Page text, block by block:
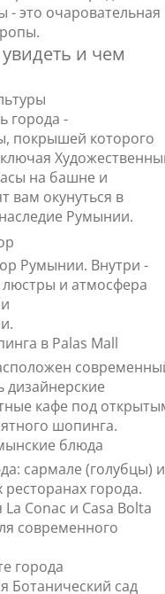
- это очаровательная
и чем
города -
покрышей которого
на башне и
вам окунуться в
Румынии.
Румынии. Внутри -
и атмосфера
в Palas Mall
дизайнерские
кафе под
шопинга.
блюда
сармале (голубцы) и
города.
Conac и Casa Bolta
современного
города
Ботанический сад